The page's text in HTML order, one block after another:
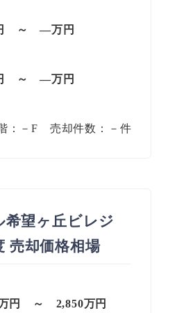
～ —万円
～—万円
：－F 売却件数：－件
希望ヶ丘ビレジ
売却価格相場
円 ～ 2,850万円